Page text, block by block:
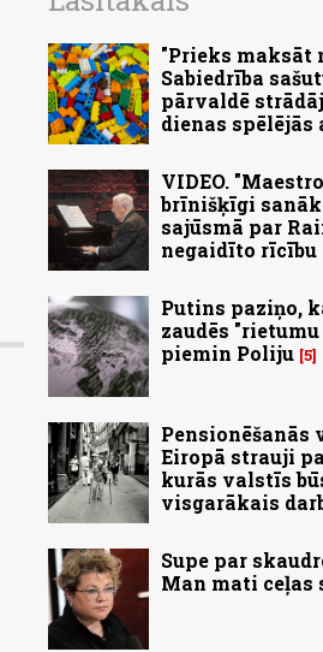
"Prieks maksāt
Sabiedrība
pārvaldē
dienas spēlējās
VIDEO.
brīnišķīgi
sajūsmā par
negaidīto rīcību
Putins paziņo,
zaudēs "rietumu
piemin Poliju 5
Pensionēšanās
Eiropā strauji
kurās valstīs
visgarākais
Supe par
Man mati ceļas